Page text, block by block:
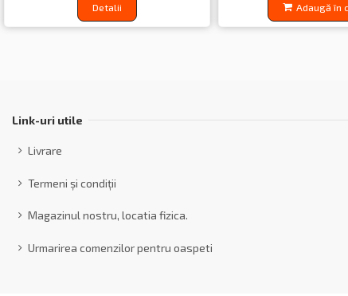
Detalii Adaugă în
Link-uri utile
Livrare
Termeni și condiții
Magazinul nostru, locatia fizica.
Urmarirea comenzilor pentru oaspeti